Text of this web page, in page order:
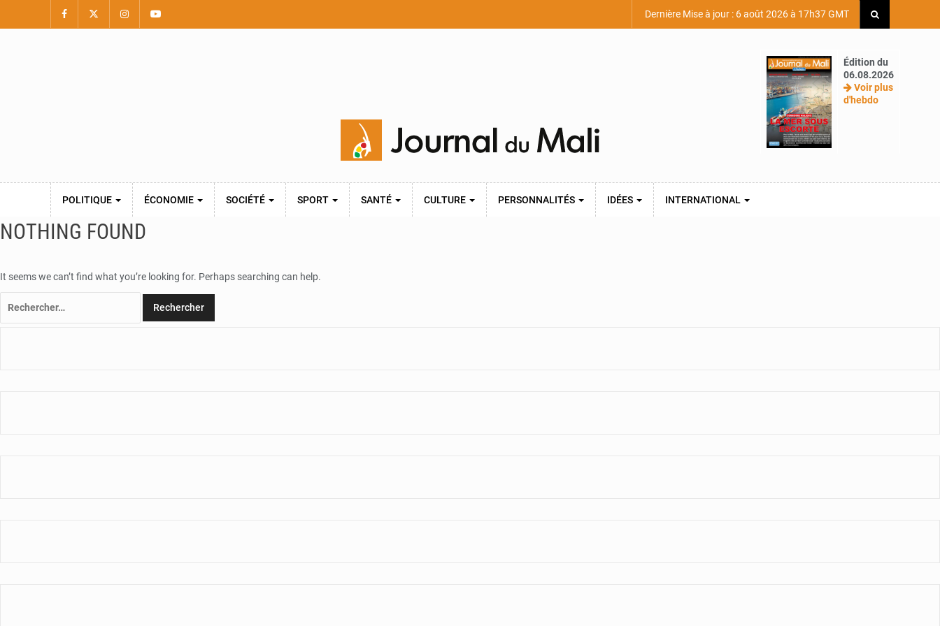
Dernière Mise à jour : 6 août 2026 à 17h37 GMT
Édition du
06.08.2026
Voir plus
d'hebdo
POLITIQUE ÉCONOMIE SOCIÉTÉ SPORT SANTÉ CULTURE PERSONNALITÉS IDÉES INTERNATIONAL
NOTHING FOUND
It seems we can’t find what you’re looking for. Perhaps searching can help.